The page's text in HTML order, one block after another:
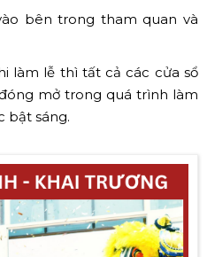
bên trong tham quan và
làm lễ thì tất cả các cửa sổ
mở trong quá trình làm
bật sáng.